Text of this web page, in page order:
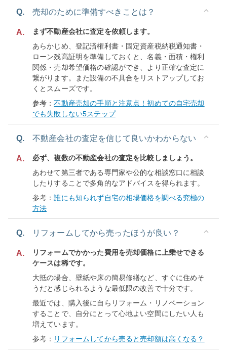
Q. 売却のために準備すべきことは？
A.
まず不動産会社に査定を依頼します。
あらかじめ、登記済権利書・固定資産税納税通知書・
ローン残高証明を準備しておくと、名義・面積・権利
関係・売却希望価格の確認ができ、より正確な査定に
繋がります。また設備の不具合をリストアップしてお
くとスムーズです。
参考：不動産売却の手順と注意点！初めての自宅売却
でも失敗しない5ステップ
Q. 不動産会社の査定を信じて良いかわからない
A.
必ず、複数の不動産会社の査定を比較しましょう。
あわせて第三者である専門家や公的な相談窓口に相談
したりすることで多角的なアドバイスを得られます。
参考：誰にも知られず自宅の相場価格を調べる究極の
方法
Q. リフォームしてから売ったほうが良い？
A.
リフォームでかかった費用を売却価格に上乗せできる
ケースは稀です。
大抵の場合、壁紙や床の簡易修繕など、すぐに住めそ
うだと感じられるような最低限の改善で十分です。
最近では、購入後に自らリフォーム・リノベーション
することで、自分にとって心地よい空間にしたい人も
増えています。
参考： リフォームしてから売ると売却額は高くなる？